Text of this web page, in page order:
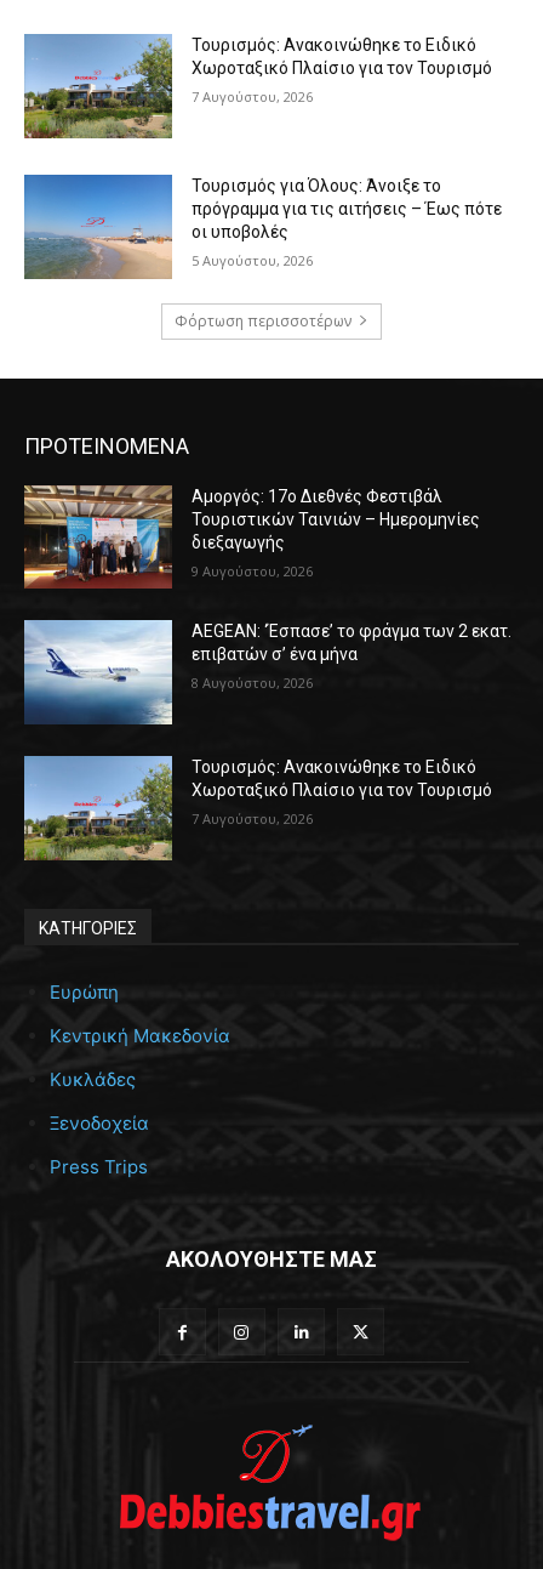
Τουρισμός: Ανακοινώθηκε το Ειδικό
Χωροταξικό Πλαίσιο για τον Τουρισμό
7 Αυγούστου, 2026
Τουρισμός για Όλους: Άνοιξε το
πρόγραμμα για τις αιτήσεις – Έως πότε
οι υποβολές
5 Αυγούστου, 2026
Φόρτωση περισσοτέρων
ΠΡΟΤΕΙΝΟΜΕΝΑ
Αμοργός: 17ο Διεθνές Φεστιβάλ
Τουριστικών Ταινιών – Ημερομηνίες
διεξαγωγής
9 Αυγούστου, 2026
AEGEAN: ‘Έσπασε’ το φράγμα των 2 εκατ.
επιβατών σ’ ένα μήνα
8 Αυγούστου, 2026
Τουρισμός: Ανακοινώθηκε το Ειδικό
Χωροταξικό Πλαίσιο για τον Τουρισμό
7 Αυγούστου, 2026
ΚΑΤΗΓΟΡΙΕΣ
Ευρώπη
Κεντρική Μακεδονία
Κυκλάδες
Ξενοδοχεία
Press Trips
ΑΚΟΛΟΥΘΗΣΤΕ ΜΑΣ